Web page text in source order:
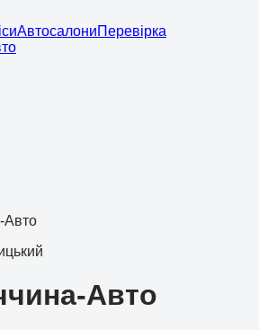
АвтосалониПеревірка
Авто
Авто